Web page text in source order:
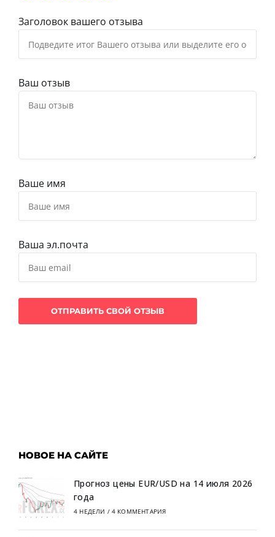
Заголовок вашего отзыва
Ваш отзыв
Ваше имя
Ваша эл.почта
НОВОЕ НА САЙТЕ
Прогноз цены EUR/USD на 14 июля 2026
года
4 НЕДЕЛИ / 4 КОММЕНТАРИЯ